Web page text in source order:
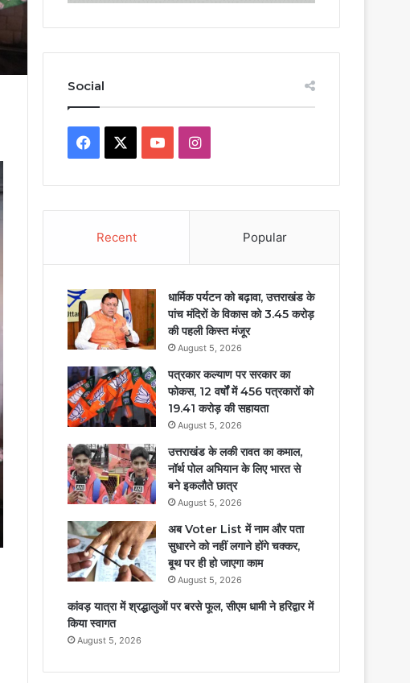
Social
Facebook YouTubeInstagram
Recent Popular
धार्मिक पर्यटन को बढ़ावा, उत्तराखंड के
पांच मंदिरों के विकास को 3.45 करोड़
की पहली किस्त मंजूर
August 5, 2026
पत्रकार कल्याण पर सरकार का
फोकस, 12 वर्षों में 456 पत्रकारों को
19.41 करोड़ की सहायता
August 5, 2026
उत्तराखंड के लकी रावत का कमाल,
नॉर्थ पोल अभियान के लिए भारत से
बने इकलौते छात्र
August 5, 2026
अब Voter List में नाम और पता
सुधारने को नहीं लगाने होंगे चक्कर,
बूथ पर ही हो जाएगा काम
August 5, 2026
कांवड़ यात्रा में श्रद्धालुओं पर बरसे फूल, सीएम धामी ने हरिद्वार में
किया स्वागत
August 5, 2026